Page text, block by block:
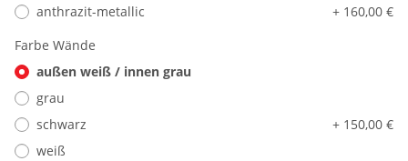
anthrazit-metallic
+ 160,00 €
Farbe Wände
außen weiß / innen grau
grau
schwarz
+ 150,00 €
weiß